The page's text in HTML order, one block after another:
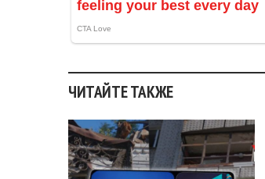
ЧИТАЙТЕ ТАКЖЕ